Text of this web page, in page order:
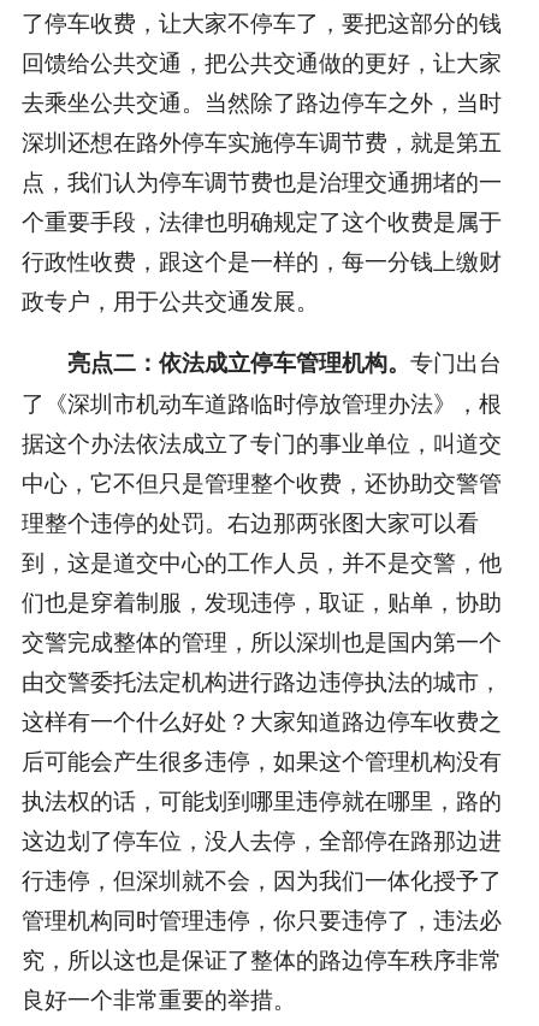
了停车收费，让大家不停车了，要把这部分的钱
回馈给公共交通，把公共交通做的更好，让大家
去乘坐公共交通。当然除了路边停车之外，当时
深圳还想在路外停车实施停车调节费，就是第五
点，我们认为停车调节费也是治理交通拥堵的一
个重要手段，法律也明确规定了这个收费是属于
行政性收费，跟这个是一样的，每一分钱上缴财
政专户，用于公共交通发展。
亮点二：依法成立停车管理机构。 专门出台
了《深圳市机动车道路临时停放管理办法》，根
据这个办法依法成立了专门的事业单位，叫道交
中心，它不但只是管理整个收费，还协助交警管
理整个违停的处罚。右边那两张图大家可以看
到，这是道交中心的工作人员，并不是交警，他
们也是穿着制服，发现违停，取证，贴单，协助
交警完成整体的管理，所以深圳也是国内第一个
由交警委托法定机构进行路边违停执法的城市，
这样有一个什么好处？大家知道路边停车收费之
后可能会产生很多违停，如果这个管理机构没有
执法权的话，可能划到哪里违停就在哪里，路的
这边划了停车位，没人去停，全部停在路那边进
行违停，但深圳就不会，因为我们一体化授予了
管理机构同时管理违停，你只要违停了，违法必
究，所以这也是保证了整体的路边停车秩序非常
良好一个非常重要的举措。